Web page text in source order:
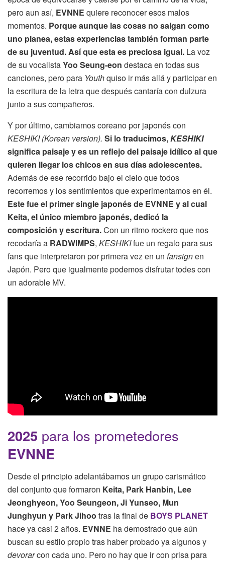
pero aun así, EVNNE quiere reconocer esos malos
momentos. Porque aunque las cosas no salgan como
uno planea, estas experiencias también forman parte
de su juventud. Así que esta es preciosa igual. La voz
de su vocalistaYoo Seung-eon destaca en todas sus
canciones, pero para Youthquiso ir más allá y participar en
la escritura de la letra que después cantaría con dulzura
junto a sus compañeros.
Y por último, cambiamos coreano por japonés con
KESHIKI (Korean version). Si lo traducimos,KESHIKI
significa paisaje y es un reflejo del paisaje idílico al que
quieren llegar los chicos en sus días adolescentes.
Además de ese recorrido bajo el cielo que todos
recorremos y los sentimientos que experimentamos en él.
Este fue el primer single japonés de EVNNE y al cual
Keita, el único miembro japonés, dedicó la
composición y escritura.Con un ritmo rockero que nos
recodaría a RADWIMPS, KESHIKIfue un regalo para sus
fans que interpretaron por primera vez en un fansignen
Japón. Pero que igualmente podemos disfrutar todes con
un adorable MV.
2025 para los prometedores
EVNNE
Desde el principio adelantábamos un grupo carismático
del conjunto que formaron Keita, Park Hanbin, Lee
Jeonghyeon, Yoo Seungeon, Ji Yunseo, Mun
Junghyun y Park Jihoo tras la final de BOYS PLANET
hace ya casi 2 años. EVNNE ha demostrado que aún
buscan su estilo propio tras haber probado ya algunos y
devorarcon cada uno. Pero no hay que ir con prisa para